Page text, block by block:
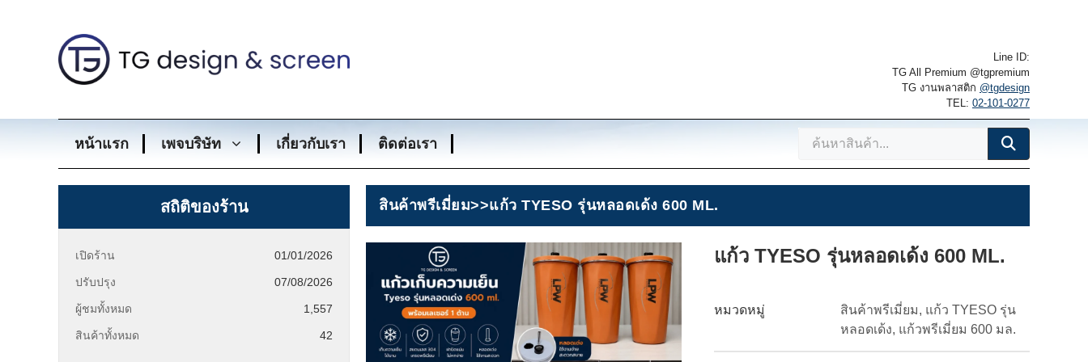
Line ID:
TG All Premium @tgpremium
TG งานพลาสติก @tgdesign
TEL: 02-101-0277
หน้าแรก เพจบริษัท เกี่ยวกับเรา ติดต่อเรา
สินค้าพรีเมี่ยม>>แก้ว TYESO รุ่นหลอดเด้ง 600 ML.
แก้ว TYESO รุ่นหลอดเด้ง 600 ML.
หมวดหมู่
สินค้าพรีเมี่ยม, แก้ว TYESO รุ่น
หลอดเด้ง, แก้วพรีเมี่ยม 600 มล.
สถิติของร้าน
เปิดร้าน 01/01/2026
ปรับปรุง 07/08/2026
ผู้ชมทั้งหมด 1,557
สินค้าทั้งหมด 42